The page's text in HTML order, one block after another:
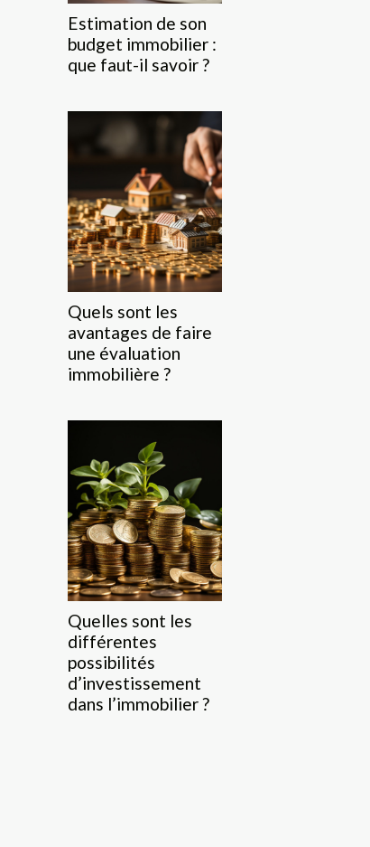
Estimation de son
budget immobilier :
que faut-il savoir ?
Quels sont les
avantages de faire
une évaluation
immobilière ?
Quelles sont les
différentes
possibilités
d’investissement
dans l’immobilier ?